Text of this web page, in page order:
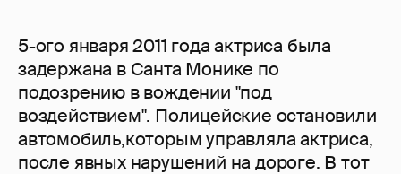
5-ого января 2011 года актриса была
задержана в Санта Монике по
подозрению в вождении "под
воздействием". Полицейские остановили
автомобиль,которым управляла актриса,
после явных нарушений на дороге. В тот